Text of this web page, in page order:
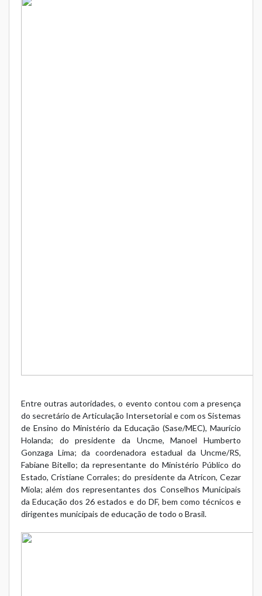
Entre outras autoridades, o evento contou com a presença
do secretário de Articulação Intersetorial e com os Sistemas
de Ensino do Ministério da Educação (Sase/MEC), Maurício
Holanda; do presidente da Uncme, Manoel Humberto
Gonzaga Lima; da coordenadora estadual da Uncme/RS,
Fabiane Bitello; da representante do Ministério Público do
Estado, Cristiane Corrales; do presidente da Atricon, Cezar
Miola; além dos representantes dos Conselhos Municipais
da Educação dos 26 estados e do DF, bem como técnicos e
dirigentes municipais de educação de todo o Brasil.